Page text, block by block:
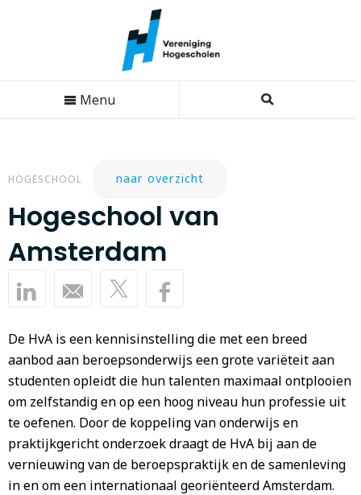
Menu
HOGESCHOOL naar overzicht
Hogeschool van
Amsterdam
De HvA is een kennisinstelling die met een breed
aanbod aan beroepsonderwijs een grote variëteit aan
studenten opleidt die hun talenten maximaal ontplooien
om zelfstandig en op een hoog niveau hun professie uit
te oefenen. Door de koppeling van onderwijs en
praktijkgericht onderzoek draagt de HvA bij aan de
vernieuwing van de beroepspraktijk en de samenleving
in en om een internationaal georiënteerd Amsterdam.